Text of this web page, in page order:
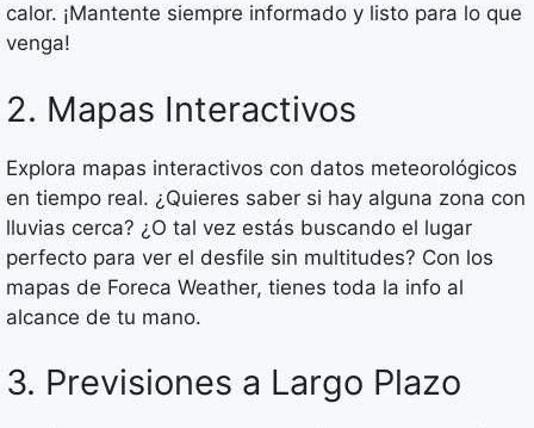
calor. ¡Mantente siempre informado y listo para lo que
venga!
2. Mapas Interactivos
Explora mapas interactivos con datos meteorológicos
en tiempo real. ¿Quieres saber si hay alguna zona con
lluvias cerca? ¿O tal vez estás buscando el lugar
perfecto para ver el desfile sin multitudes? Con los
mapas de Foreca Weather, tienes toda la info al
alcance de tu mano.
3. Previsiones a Largo Plazo